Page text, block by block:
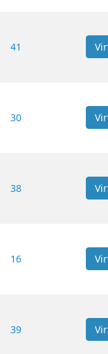
41
30
38
16
39